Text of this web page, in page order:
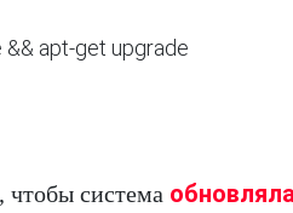
apt-get upgrade
чтобы система